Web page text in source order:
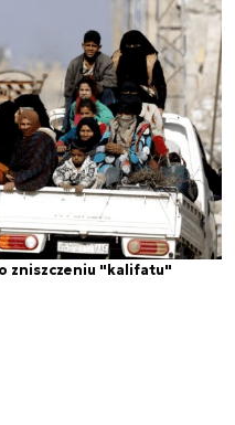
zniszczeniu "kalifatu"